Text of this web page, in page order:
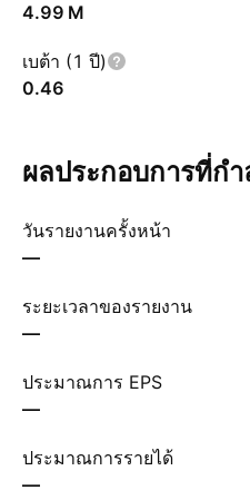
‪4.99 M‬
เบต้า (1 ปี)
0.46
ผลประกอบการที่กำ
วันรายงานครั้งหน้า
—
ระยะเวลาของรายงาน
—
ประมาณการ EPS
—
ประมาณการรายได้
—